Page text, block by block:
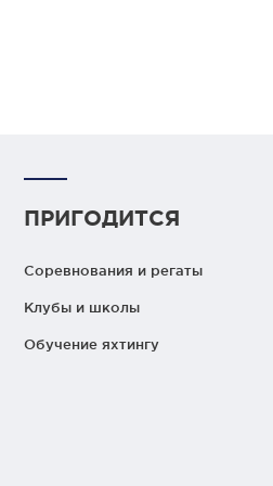
ПРИГОДИТСЯ
Соревнования и регаты
Клубы и школы
Обучение яхтингу